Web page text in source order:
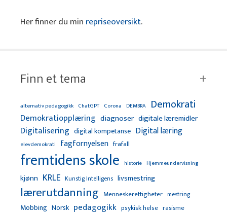
Her finner du min repriseoversikt.
Finn et tema
alternativ pedagogikk ChatGPT Corona DEMBRA Demokrati
Demokratiopplæring diagnoser digitale læremidler
Digitalisering digital kompetanse Digital læring
elevdemokrati fagfornyelsen frafall
fremtidens skole historie Hjemmeundervisning
kjønn KRLE Kunstig Intelligens livsmestring
lærerutdanning Menneskerettigheter mestring
Mobbing Norsk pedagogikk psykisk helse rasisme